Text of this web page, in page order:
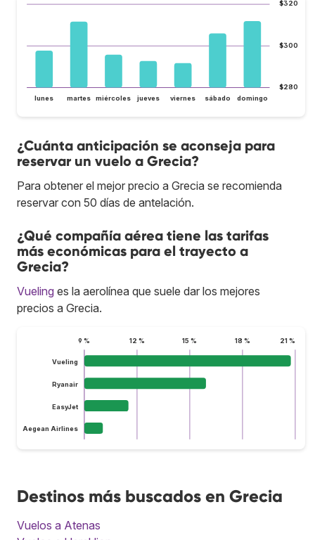
$280
$300
$320
lunes martes miércoles jueves viernes sábado domingo
¿Cuánta anticipación se aconseja para
reservar un vuelo a Grecia?
Para obtener el mejor precio a Grecia se recomienda
reservar con 50 días de antelación.
¿Qué compañía aérea tiene las tarifas
más económicas para el trayecto a
Grecia?
Vueling es la aerolínea que suele dar los mejores
precios a Grecia.
9 % 12 % 15 % 18 % 21 %
Vueling
Ryanair
EasyJet
Aegean Airlines
Destinos más buscados en Grecia
Vuelos a Atenas